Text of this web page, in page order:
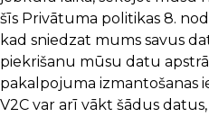
šīs Privātuma politikas 8.
kad sniedzat mums savus
piekrišanu mūsu datu
pakalpojuma izmantošanas
V2C var arī vākt šādus